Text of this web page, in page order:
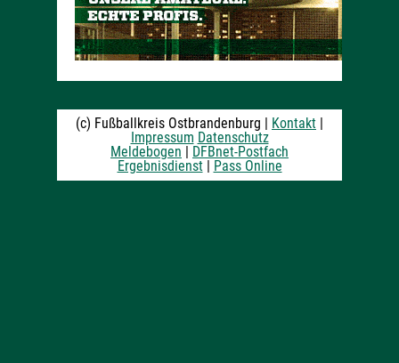
(c) Fußballkreis Ostbrandenburg | Kontakt |
Impressum Datenschutz
Meldebogen | DFBnet-Postfach
Ergebnisdienst| Pass Online